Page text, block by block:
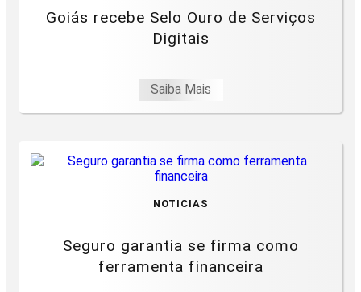
Goiás recebe Selo Ouro de Serviços
Digitais
Saiba Mais
NOTICIAS
Seguro garantia se firma como
ferramenta financeira